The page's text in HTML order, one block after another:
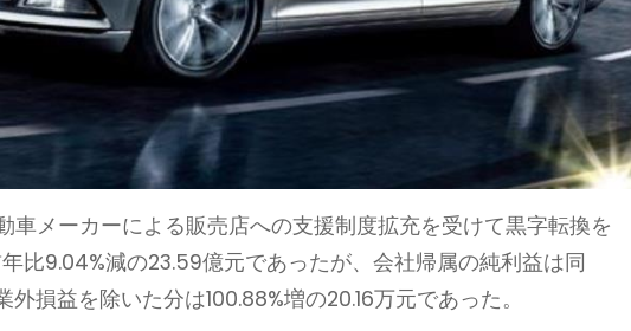
車メーカーによる販売店への支援制度拡充を受けて黒字転換を
比9.04%減の23.59億元であったが、会社帰属の純利益は同
損益を除いた分は100.88%増の20.16万元であった。